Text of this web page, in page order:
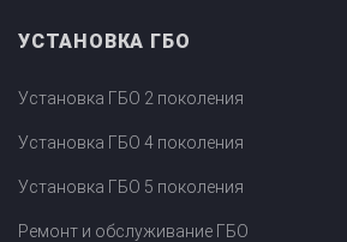
Полная диагностика ГБО
Чистка и
Регистрация ГБО в
Штрафы в 2026 году
Документы для
УСТАНОВКА ГБО
Установка ГБО 2 поколения
Установка ГБО 4 поколения
Установка ГБО 5 поколения
Ремонт и обслуживание ГБО